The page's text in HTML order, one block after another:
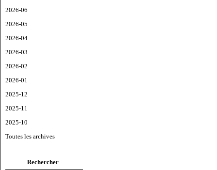
2026-06
2026-05
2026-04
2026-03
2026-02
2026-01
2025-12
2025-11
2025-10
Toutes les archives
Rechercher